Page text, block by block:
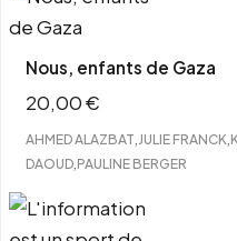
Nous, enfants de Gaza
20,00€
AHMED ALAZBAT JULIE FRANCK
DAOUD PAULINE BERGER